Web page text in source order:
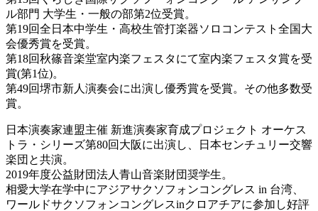
ル部門 大学生・一般の部第2位受賞。
第19回全日本中学生・高校生管打楽器ソロコンテスト全国大
会優秀賞を受賞。
第18回秋篠音楽堂室内楽フェスタにて室内楽フェスタ賞を受
賞(第1位)。
第49回堺市新人演奏会に出演し優秀賞を受賞。その他多数受
賞。
日本演奏家連盟主催 新進演奏家育成プロジェクト オーケス
トラ・シリーズ第80回大阪に出演し、日本センチュリー交響
楽団と共演。
2019年度公益財団法人青山音楽財団奨学生。
相愛大学在学中にアジアサクソフォンコングレス in 台湾、
ワールドサクソフォンコングレスinクロアチアに参加し好評